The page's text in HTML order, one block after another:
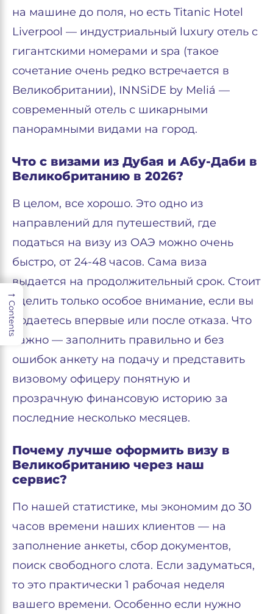
на машине до поля, но есть Titanic Hotel
Liverpool — индустриальный luxury отель с
гигантскими номерами и spa (такое
сочетание очень редко встречается в
Великобритании), INNSiDE by Meliá —
современный отель с шикарными
панорамными видами на город.
Что с визами из Дубая и Абу-Даби в
Великобританию в 2026?
В целом, все хорошо. Это одно из
направлений для путешествий, где
податься на визу из ОАЭ можно очень
быстро, от 24-48 часов. Сама виза
выдается на продолжительный срок. Стоит
уделить только особое внимание, если вы
подаетесь впервые или после отказа. Что
важно — заполнить правильно и без
ошибок анкету на подачу и представить
визовому офицеру понятную и
прозрачную финансовую историю за
последние несколько месяцев.
Почему лучше оформить визу в
Великобританию через наш
сервис?
По нашей статистике, мы экономим до 30
часов времени наших клиентов — на
заполнение анкеты, сбор документов,
поиск свободного слота. Если задуматься,
то это практически 1 рабочая неделя
вашего времени. Особенно если нужно
→
Contents